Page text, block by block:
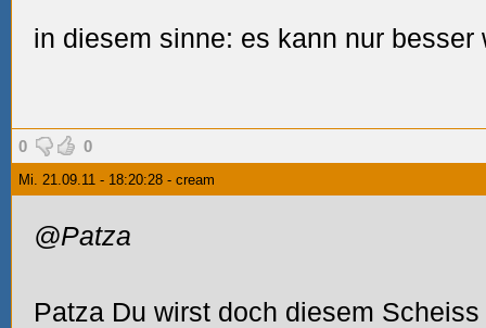
in diesem sinne: es kann nur
0 0
Mi. 21.09.11 - 18:20:28 - cream
@Patza
Patza Du wirst doch diesem